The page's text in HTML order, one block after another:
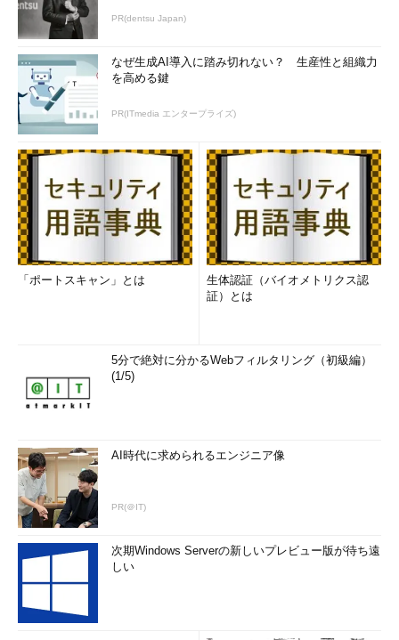
PR(dentsu Japan)
なぜ生成AI導入に踏み切れない？ 生産性と組織力
を高める鍵
PR(ITmedia エンタープライズ)
「ポートスキャン」とは
生体認証（バイオメトリクス認
証）とは
5分で絶対に分かるWebフィルタリング（初級編）
(1/5)
AI時代に求められるエンジニア像
PR(＠IT)
次期Windows Serverの新しいプレビュー版が待ち遠
しい